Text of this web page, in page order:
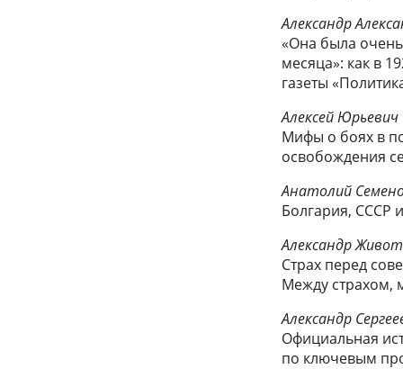
Александр
«Она была
месяца»: как в
газеты
Алексей
Мифы о боях в
освобождения
Анатолий
Болгария, СССР
Александр
Страх перед
Между страхом,
Александр
Официальная
по ключевым